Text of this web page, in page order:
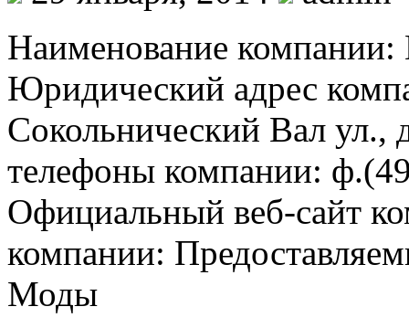
Наименование
Юридический адрес
Сокольнический Вал ул.,
телефоны компании:
Официальный веб-сайт
компании:
Моды